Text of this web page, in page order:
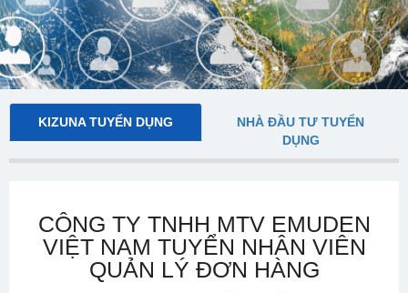
KIZUNA TUYỂN DỤNG
NHÀ ĐẦU TƯ TUYỂN
DỤNG
CÔNG TY TNHH MTV EMUDEN
VIỆT NAM TUYỂN NHÂN VIÊN
QUẢN LÝ ĐƠN HÀNG